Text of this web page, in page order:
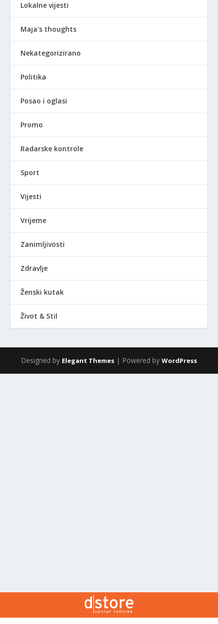
Lokalne vijesti
Maja's thoughts
Nekategorizirano
Politika
Posao i oglasi
Promo
Radarske kontrole
Sport
Vijesti
Vrijeme
Zanimljivosti
Zdravlje
Ženski kutak
Život & Stil
Designed by Elegant Themes | Powered by WordPress